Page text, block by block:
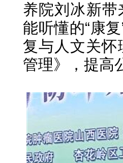
养院刘冰新
能听懂的“康
复与人文关
管理》，提高